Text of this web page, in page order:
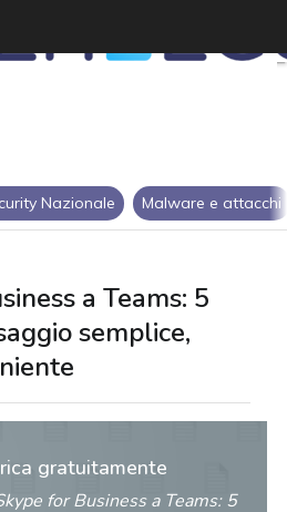
Nazionale Malware e attacchi
a Teams: 5
semplice,
gratuitamente
for Business a Teams: 5